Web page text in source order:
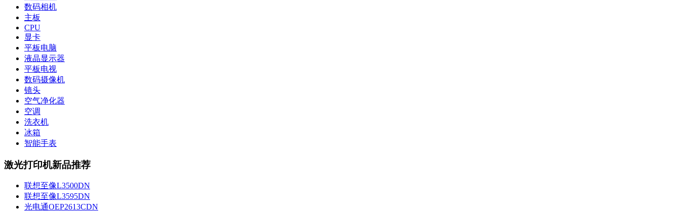
数码相机
主板
CPU
显卡
平板电脑
液晶显示器
平板电视
数码摄像机
镜头
空气净化器
空调
洗衣机
冰箱
智能手表
激光打印机新品推荐
联想至像L3500DN
联想至像L3595DN
光电通OEP2613CDN